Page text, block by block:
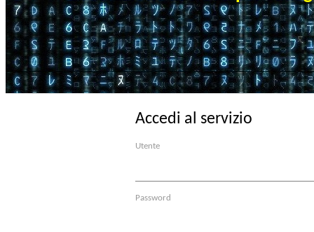
Accedi al servizio
Utente
Password